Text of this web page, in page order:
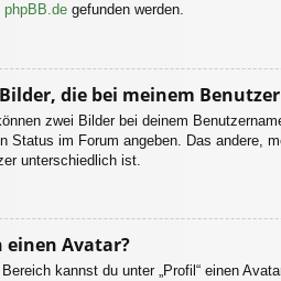
phpBB.de gefunden werden.
die bei meinem
zwei Bilder bei deinem
Status im Forum angeben. Das andere,
unterschiedlich ist.
einen Avatar?
kannst du unter „Profil“ einen